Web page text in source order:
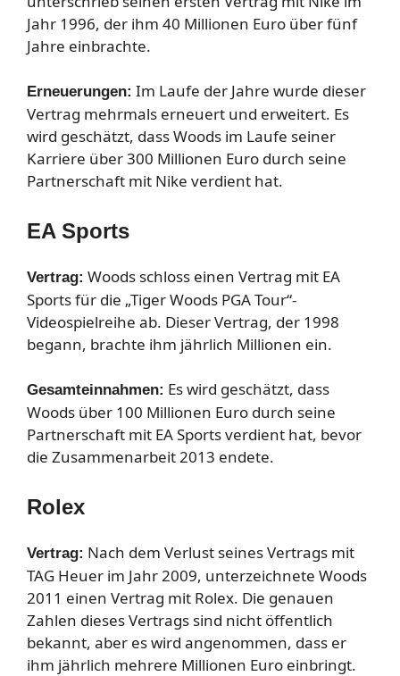
Jahr 1996, der ihm 40 Millionen Euro über fünf
Jahre einbrachte.
Erneuerungen: Im Laufe der Jahre wurde dieser
Vertrag mehrmals erneuert und erweitert. Es
wird geschätzt, dass Woods im Laufe seiner
Karriere über 300 Millionen Euro durch seine
Partnerschaft mit Nike verdient hat.
EA Sports
Vertrag: Woods schloss einen Vertrag mit EA
Sports für die „Tiger Woods PGA Tour“-
Videospielreihe ab. Dieser Vertrag, der 1998
begann, brachte ihm jährlich Millionen ein.
Gesamteinnahmen: Es wird geschätzt, dass
Woods über 100 Millionen Euro durch seine
Partnerschaft mit EA Sports verdient hat, bevor
die Zusammenarbeit 2013 endete.
Rolex
Vertrag: Nach dem Verlust seines Vertrags mit
TAG Heuer im Jahr 2009, unterzeichnete Woods
2011 einen Vertrag mit Rolex. Die genauen
Zahlen dieses Vertrags sind nicht öffentlich
bekannt, aber es wird angenommen, dass er
ihm jährlich mehrere Millionen Euro einbringt.